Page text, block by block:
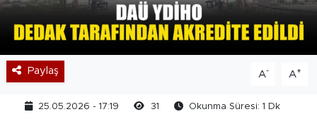
Paylaş A- A+
25.05.2026 - 17:19 31 Okunma Süresi: 1 Dk